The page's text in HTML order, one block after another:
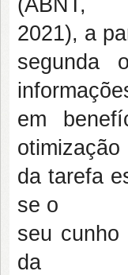
(ABNT,
2021), a
segunda
em
otimização
da tarefa
se o
seu cunho
da